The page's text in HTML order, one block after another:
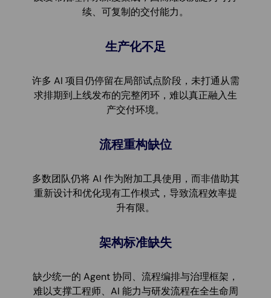
续、可复制的交付能力。
生产化不足
许多 AI 项目仍停留在局部试点阶段，未打通从需
求排期到上线发布的完整闭环，难以真正融入生
产交付环境。
流程重构缺位
多数团队仍将 AI 作为附加工具使用，而非借助其
重新设计和优化现有工作模式，导致流程效率提
升有限。
架构标准缺失
缺少统一的 Agent 协同、流程编排与治理框架，
难以支撑工程师、AI 能力与研发流程在全生命周